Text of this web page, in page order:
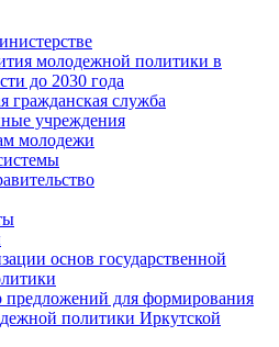
молодежной политики в
до 2030 года
гражданская служба
учреждения
молодежи
основ государственной
для формирования
политики Иркутской